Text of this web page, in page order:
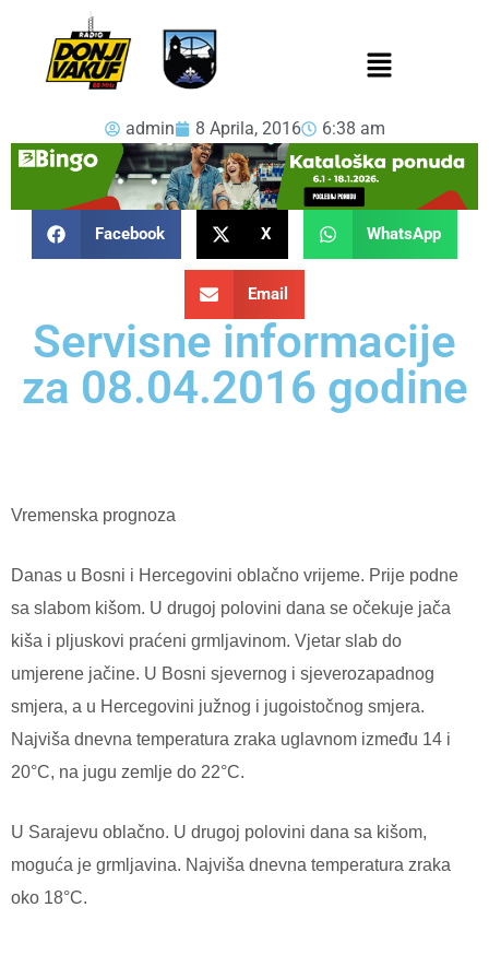
admin 8 Aprila, 2016 6:38 am
Facebook X WhatsApp
Email
Servisne informacije
za 08.04.2016 godine
Vremenska prognoza
Danas u Bosni i Hercegovini oblačno vrijeme. Prije podne
sa slabom kišom. U drugoj polovini dana se očekuje jača
kiša i pljuskovi praćeni grmljavinom. Vjetar slab do
umjerene jačine. U Bosni sjevernog i sjeverozapadnog
smjera, a u Hercegovini južnog i jugoistočnog smjera.
Najviša dnevna temperatura zraka uglavnom između 14 i
20°C, na jugu zemlje do 22°C.
U Sarajevu oblačno. U drugoj polovini dana sa kišom,
moguća je grmljavina. Najviša dnevna temperatura zraka
oko 18°C.